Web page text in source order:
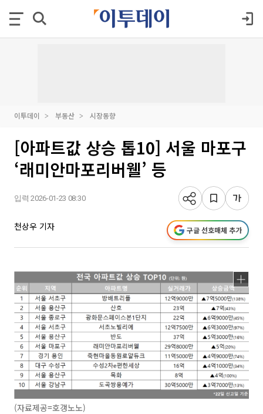
이투데이 부동산 시장동향
[아파트값 상승 톱10] 서울 마포구
‘래미안마포리버웰’ 등
입력 2026-01-23 08:30
천상우 기자 구글 선호매체 추가
(자료제공=호갱노노)